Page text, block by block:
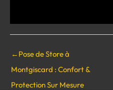
← Pose de Store à
Montgiscard : Confort &
Protection Sur Mesure